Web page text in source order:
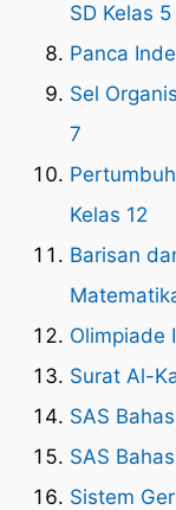
SD Kelas 5
Panca
Sel
7
Kelas 12
Barisan
Olimpiade
Surat Al-
SAS
SAS
Sistem